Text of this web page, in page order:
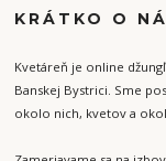
KRÁTKO O
Kvetáreň je online
Banskej Bystrici. Sme
okolo nich, kvetov a